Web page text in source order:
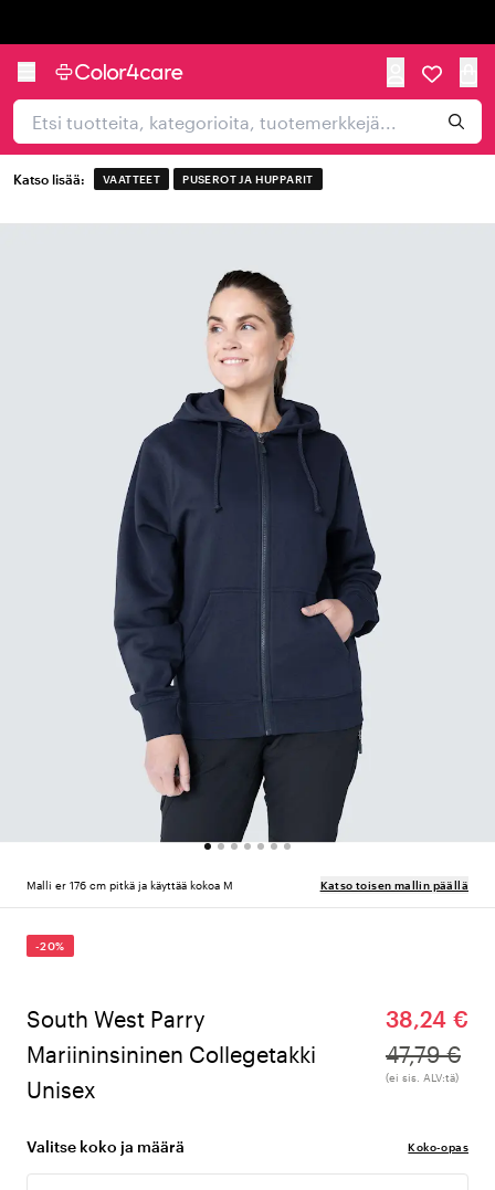
Katso lisää: VAATTEET PUSEROT JA HUPPARIT
Malli er 176 cm pitkä ja käyttää kokoa M Katso toisen mallin päällä
-20%
South West Parry
Mariininsininen Collegetakki
Unisex
38,24 €
47,79 €
(ei sis. ALV:tä)
Valitse koko ja määrä Koko-opas